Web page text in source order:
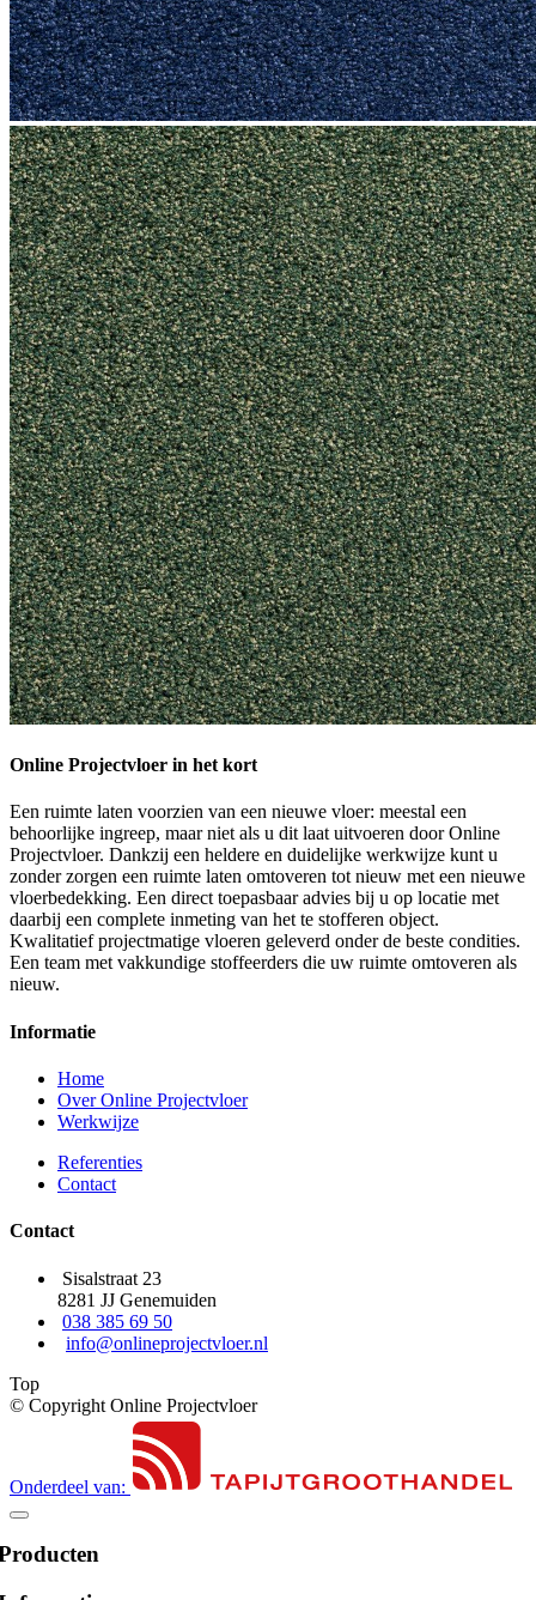
Online Projectvloer in het kort
Een ruimte laten voorzien van een nieuwe vloer: meestal een
behoorlijke ingreep, maar niet als u dit laat uitvoeren door Online
Projectvloer. Dankzij een heldere en duidelijke werkwijze kunt u
zonder zorgen een ruimte laten omtoveren tot nieuw met een nieuwe
vloerbedekking. Een direct toepasbaar advies bij u op locatie met
daarbij een complete inmeting van het te stofferen object.
Kwalitatief projectmatige vloeren geleverd onder de beste condities.
Een team met vakkundige stoffeerders die uw ruimte omtoveren als
nieuw.
Informatie
Home
Over Online Projectvloer
Werkwijze
Referenties
Contact
Contact
Sisalstraat 23
8281 JJ Genemuiden
038 385 69 50
info@onlineprojectvloer.nl
Top
© Copyright Online Projectvloer
Onderdeel van: